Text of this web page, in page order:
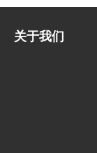
关于我们